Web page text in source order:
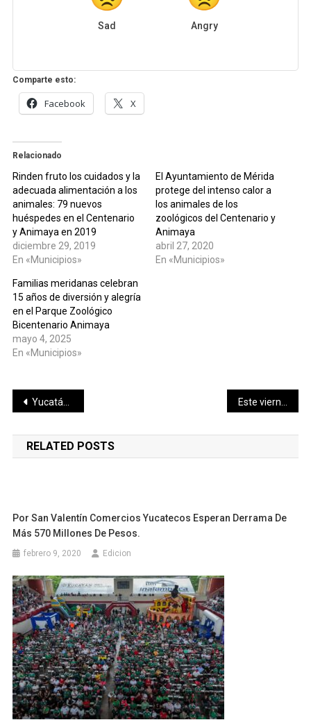
Sad Angry
Comparte esto:
Facebook X
Relacionado
Rinden fruto los cuidados y la
adecuada alimentación a los
animales: 79 nuevos
huéspedes en el Centenario
y Animaya en 2019
diciembre 29, 2019
En «Municipios»
El Ayuntamiento de Mérida
protege del intenso calor a
los animales de los
zoológicos del Centenario y
Animaya
abril 27, 2020
En «Municipios»
Familias meridanas celebran
15 años de diversión y alegría
en el Parque Zoológico
Bicentenario Animaya
mayo 4, 2025
En «Municipios»
Navegación
de
entradas
Yucatán y Quebec acuerdan aumentar la colaboración bilateral
RELATED POSTS
Por San Valentín Comercios Yucatecos Esperan Derrama De
Más 570 Millones De Pesos.
febrero 9, 2020 Edicion